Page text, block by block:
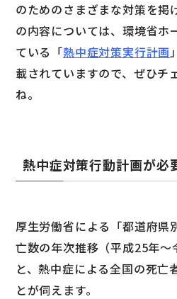
のためのさまざまな対策を掲
の内容については、環境省ホ
ている「熱中症対策実行計画
載されていますので、ぜひチ
ね。
熱中症対策行動計画が必
厚生労働省による「都道府県
亡数の年次推移（平成25年～
と、熱中症による全国の死亡
とが伺えます。